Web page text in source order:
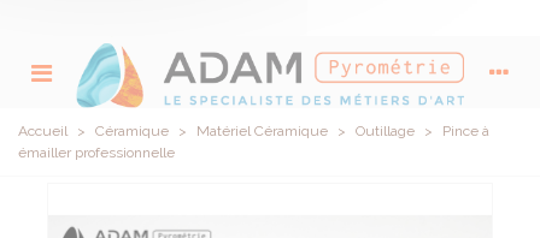
Accueil > Céramique > Matériel Céramique > Outillage >
Pince à
émailler professionnelle